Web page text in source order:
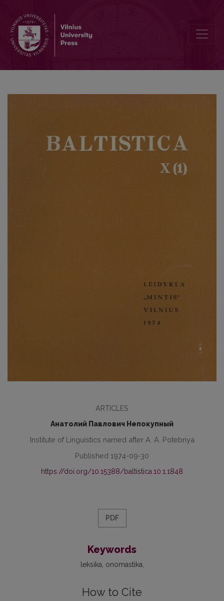
ARTICLES
Анатолий Павлович Непокупный
Institute of Linguistics named after A. A. Potebnya
Published 1974-09-30
https://doi.org/10.15388/baltistica.10.1.1848
PDF
Keywords
leksika onomastika
How to Cite